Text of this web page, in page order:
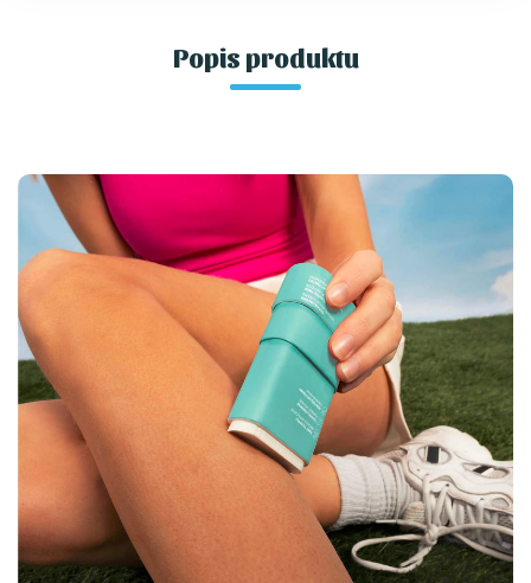
Popis produktu